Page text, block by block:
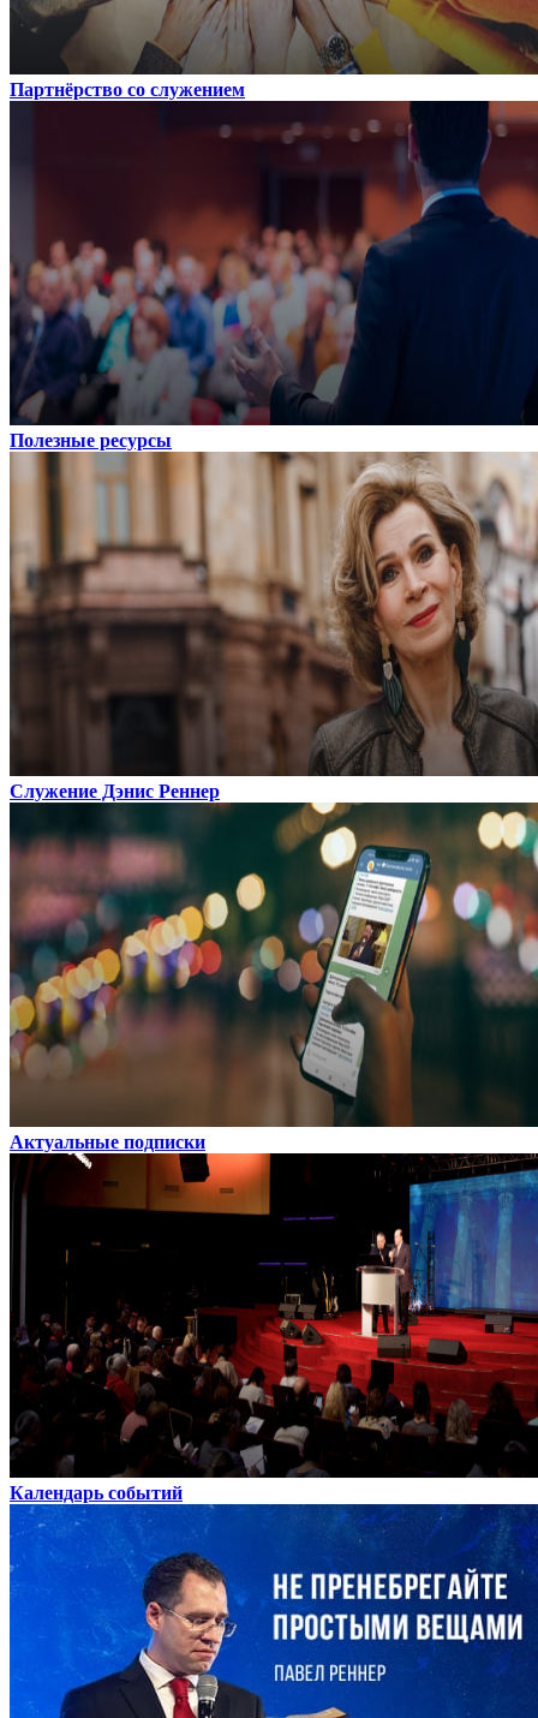
Партнёрство со служением
Полезные ресурсы
Служение Дэнис Реннер
Актуальные подписки
Календарь событий